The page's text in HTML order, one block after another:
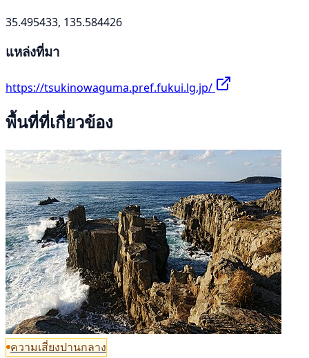
35.495433, 135.584426
แหล่งที่มา
https://tsukinowaguma.pref.fukui.lg.jp/
พื้นที่ที่เกี่ยวข้อง
ความเสี่ยงปานกลาง